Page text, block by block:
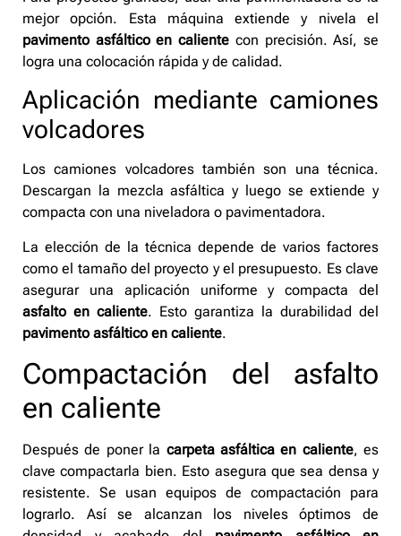
mejor opción. Esta máquina extiende y nivela el
pavimento asfáltico en caliente con precisión. Así, se
logra una colocación rápida y de calidad.
Aplicación mediante camiones
volcadores
Los camiones volcadores también son una técnica.
Descargan la mezcla asfáltica y luego se extiende y
compacta con una niveladora o pavimentadora.
La elección de la técnica depende de varios factores
como el tamaño del proyecto y el presupuesto. Es clave
asegurar una aplicación uniforme y compacta del
asfalto en caliente. Esto garantiza la durabilidad del
pavimento asfáltico en caliente.
Compactación del asfalto
en caliente
Después de poner la carpeta asfáltica en caliente, es
clave compactarla bien. Esto asegura que sea densa y
resistente. Se usan equipos de compactación para
lograrlo. Así se alcanzan los niveles óptimos de